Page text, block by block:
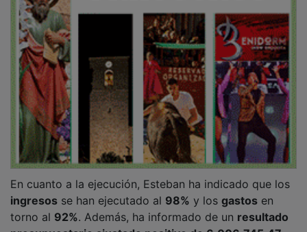
ingresosse han ejecutado al98%y losgastosen
torno al92% . Además, ha informado de unresultado
presupuestario ajustado positivo de 6.006.745,47